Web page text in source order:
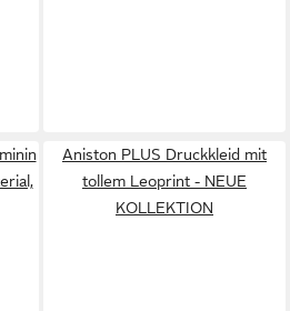
Aniston PLUS Druckkleid mit
tollem Leoprint - NEUE
KOLLEKTION